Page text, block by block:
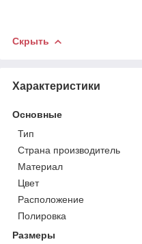
Скрыть
Характеристики
Основные
Тип
Страна производитель
Материал
Цвет
Расположение
Полировка
Размеры